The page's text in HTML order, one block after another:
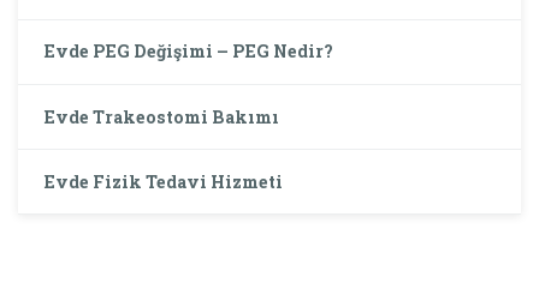
Evde PEG Değişimi – PEG Nedir?
Evde Trakeostomi Bakımı
Evde Fizik Tedavi Hizmeti